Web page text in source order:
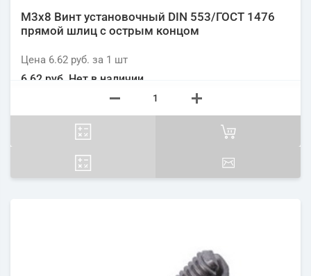
М3х8 Винт установочный DIN 553/ГОСТ 1476
прямой шлиц с острым концом
Цена 6.62 руб. за 1 шт
6.62 руб. Нет в наличии